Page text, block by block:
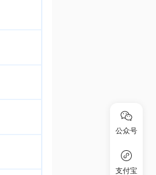
公众号
支付宝